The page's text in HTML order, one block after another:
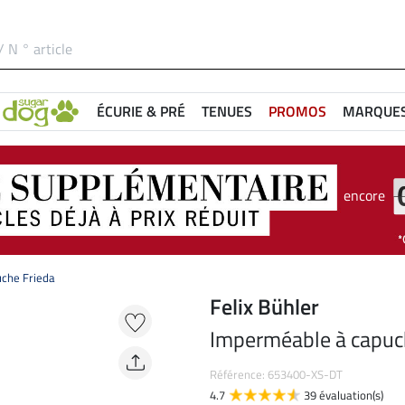
ÉCURIE & PRÉ TENUES PROMOS
encore
Frieda
Felix Bühler
Imperméable à
Référence: 653400-XS-DT
4.7
39 évaluation(s)